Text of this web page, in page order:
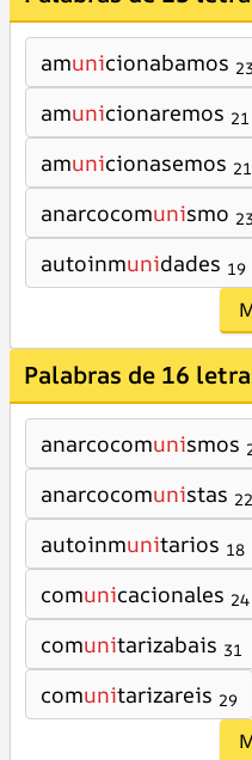
amunicionabamos 23
amunicionaremos 21
amunicionasemos 21
anarcocomunismo 23
autoinmunidades 19
Palabras de 16
anarcocomunismos
anarcocomunistas 22
autoinmunitarios 18
comunicacionales 24
comunitarizabais 31
comunitarizareis 29